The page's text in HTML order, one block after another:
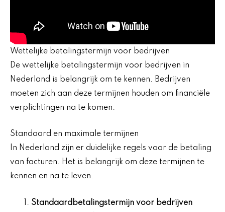
Wettelijke betalingstermijn voor bedrijven
De wettelijke betalingstermijn voor bedrijven in
Nederland is belangrijk om te kennen. Bedrijven
moeten zich aan deze termijnen houden om financiële
verplichtingen na te komen.
Standaard en maximale termijnen
In Nederland zijn er duidelijke regels voor de betaling
van facturen. Het is belangrijk om deze termijnen te
kennen en na te leven.
Standaardbetalingstermijn voor bedrijven